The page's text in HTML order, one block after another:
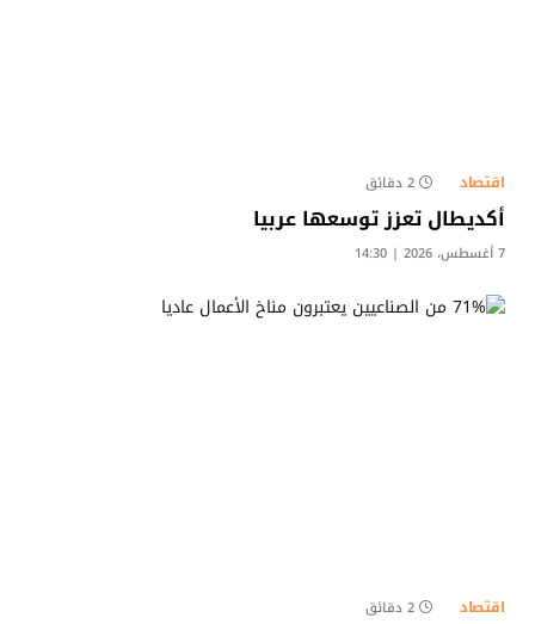
اقتصاد 2 دقائق
أكديطال تعزز توسعها عربيا
7 أغسطس، 2026 | 14:30
اقتصاد 2 دقائق